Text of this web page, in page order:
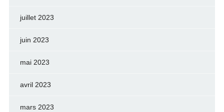
juillet 2023
juin 2023
mai 2023
avril 2023
mars 2023